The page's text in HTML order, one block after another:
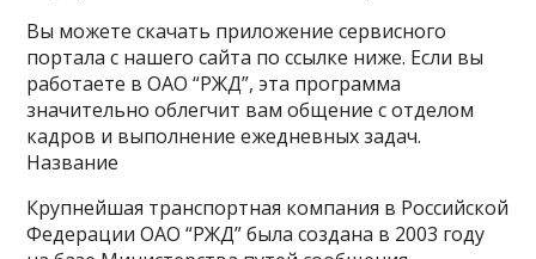
Вы можете скачать приложение сервисного
портала с нашего сайта по ссылке ниже. Если вы
работаете в ОАО “РЖД”, эта программа
значительно облегчит вам общение с отделом
кадров и выполнение ежедневных задач.
Название
Крупнейшая транспортная компания в Российской
Федерации ОАО “РЖД” была создана в 2003 году